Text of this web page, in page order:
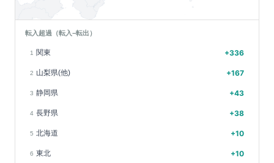
転入超過（転入−転出）
1 関東 +336
2 山梨県(他) +167
3 静岡県 +43
4 長野県 +38
5 北海道 +10
6 東北 +10